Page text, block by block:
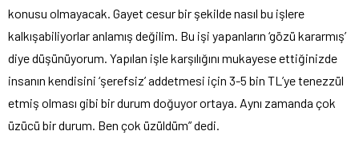
konusu olmayacak. Gayet cesur bir şekilde nasıl bu işlere
kalkışabiliyorlar anlamış değilim. Bu işi yapanların ‘gözü kararmış’
diye düşünüyorum. Yapılan işle karşılığını mukayese ettiğinizde
insanın kendisini ‘şerefsiz’ addetmesi için 3-5 bin TL’ye tenezzül
etmiş olması gibi bir durum doğuyor ortaya. Aynı zamanda çok
üzücü bir durum. Ben çok üzüldüm” dedi.